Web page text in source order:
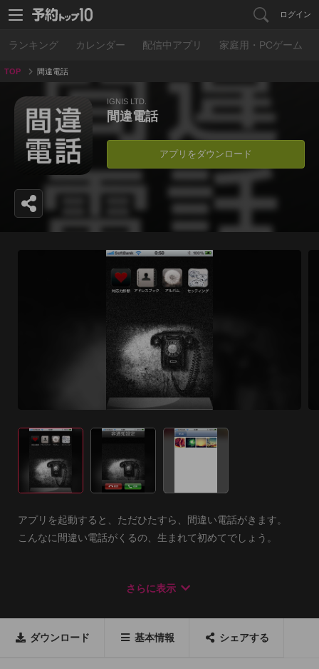
ログイン
ランキング カレンダー 配信中アプリ 家庭用・PCゲーム
TOP 間違電話
IGNIS LTD.
間違電話
アプリをダウンロード
アプリを起動すると、ただひたすら、間違い電話がきます。
こんなに間違い電話がくるの、生まれて初めてでしょう。
さらに表示
ダウンロード 基本情報 シェアする